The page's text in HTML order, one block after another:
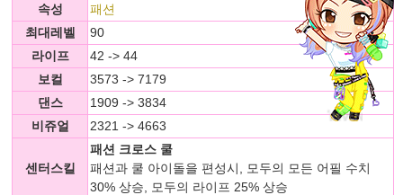
속성
패션
최대레벨
90
라이프
42 -> 44
보컬
3573 -> 7179
댄스
1909 -> 3834
비쥬얼
2321 -> 4663
센터스킬
패션 크로스 쿨
패션과 쿨 아이돌을 편성시, 모두의 모든 어필 수치
30% 상승, 모두의 라이프 25% 상승